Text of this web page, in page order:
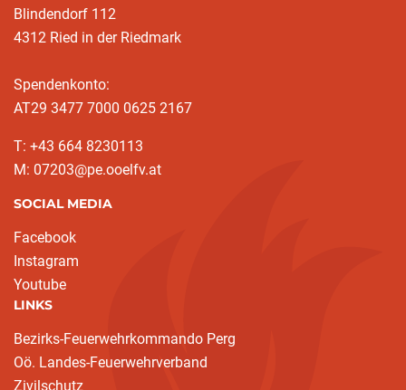
Blindendorf 112
4312 Ried in der Riedmark
Spendenkonto:
AT29 3477 7000 0625 2167
T: +43 664 8230113
M: 07203@pe.ooelfv.at
SOCIAL MEDIA
Facebook
Instagram
Youtube
LINKS
Bezirks-Feuerwehrkommando Perg
Oö. Landes-Feuerwehrverband
Zivilschutz